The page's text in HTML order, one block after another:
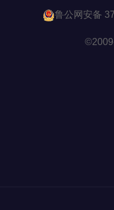
鲁公网安备